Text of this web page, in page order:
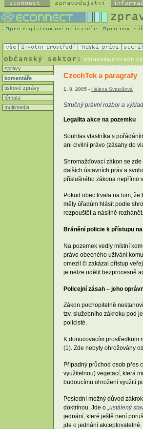
zpravodajstvi.ecn.cz
zprávy
komentáře
tiskové zprávy
témata
multimedia
CzechTek a paragrafy
1. 8. 2005 - Helena Svatošová
Stručný právní rozbor a
Legalita akce na pozemku
Souhlas vlastníka s
ani civilní právo (zásahy do
Shromažďovací zákon se
dalších ústavních práv a
příslušného zákona nepřímo
Pokud obec trvala na tom,
měly úřadům hlásit podle
rozpouštět a násilně rozhánět.
Bránění policie k přístupu
Na pozemek vedly místní
právo obecného užívání
omezil či zakázal přístup
je nelze udělit bezprocesně
Policejní zásah – jeho
Zákon pochopitelně
tzv. služebního zákroku pod
policisté.
K donucovacím prostředkům
(1). Zde nebyly ohrožovány
Případný průchod osob přes
využitelnou) vegetací, která
budoucímu ohrožení využití
Poslední možný důvod
doktrínou. Jde o „ustálený
jednání, které ještě není
jde o jednání